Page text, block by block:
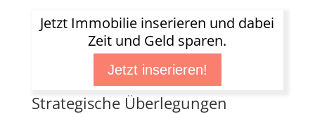
Jetzt Immobilie inserieren und dabei
Zeit und Geld sparen.
Jetzt inserieren!
Strategische Überlegungen